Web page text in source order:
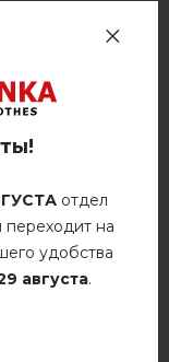
С ВИШН.)
(бежевая с
отдел
на
удобства
августа.